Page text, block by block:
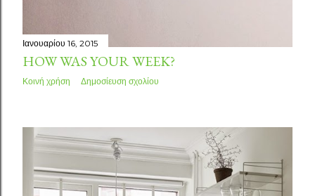
Ιανουαρίου 16, 2015
HOW WAS YOUR WEEK?
Κοινή χρήση Δημοσίευση σχολίου